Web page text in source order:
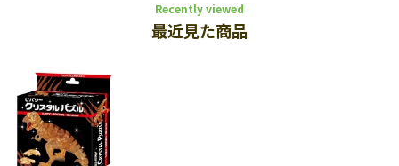
Recently viewed
最近見た商品